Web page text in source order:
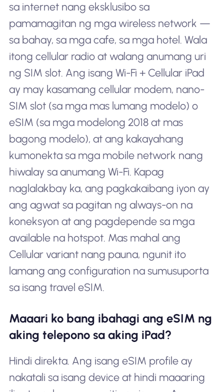
sa internet nang eksklusibo sa
pamamagitan ng mga wireless network —
sa bahay, sa mga cafe, sa mga hotel. Wala
itong cellular radio at walang anumang uri
ng SIM slot. Ang isang Wi-Fi + Cellular iPad
ay may kasamang cellular modem, nano-
SIM slot (sa mga mas lumang modelo) o
eSIM (sa mga modelong 2018 at mas
bagong modelo), at ang kakayahang
kumonekta sa mga mobile network nang
hiwalay sa anumang Wi-Fi. Kapag
naglalakbay ka, ang pagkakaibang iyon ay
ang agwat sa pagitan ng always-on na
koneksyon at ang pagdepende sa mga
available na hotspot. Mas mahal ang
Cellular variant nang pauna, ngunit ito
lamang ang configuration na sumusuporta
sa isang travel eSIM.
Maaari ko bang ibahagi ang eSIM ng
aking telepono sa aking iPad?
Hindi direkta. Ang isang eSIM profile ay
nakatali sa isang device at hindi maaaring